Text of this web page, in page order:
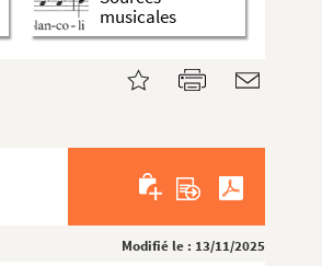
musicales
Modifié le : 13/11/2025